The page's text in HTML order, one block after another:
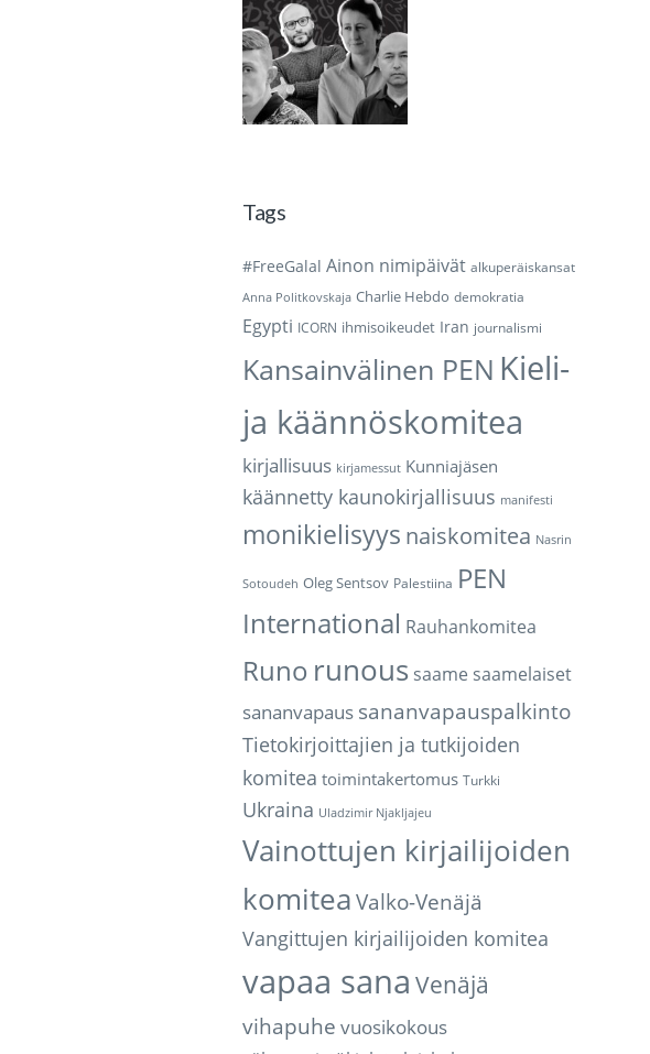
Tags
#FreeGalal Ainon nimipäivät alkuperäiskansat
Anna Politkovskaja Charlie Hebdo demokratia
Egypti ICORN ihmisoikeudet Iran journalismi
Kansainvälinen PEN Kieli-
ja käännöskomitea
kirjallisuus kirjamessut Kunniajäsen
käännetty kaunokirjallisuus manifesti
monikielisyys naiskomitea Nasrin
Sotoudeh Oleg Sentsov Palestiina PEN
International Rauhankomitea
Runo runous saame saamelaiset
sananvapaus sananvapauspalkinto
Tietokirjoittajien ja tutkijoiden
komitea toimintakertomus Turkki
Ukraina Uladzimir Njakljajeu
Vainottujen kirjailijoiden
komitea Valko-Venäjä
Vangittujen kirjailijoiden komitea
vapaa sana Venäjä
vihapuhe vuosikokous